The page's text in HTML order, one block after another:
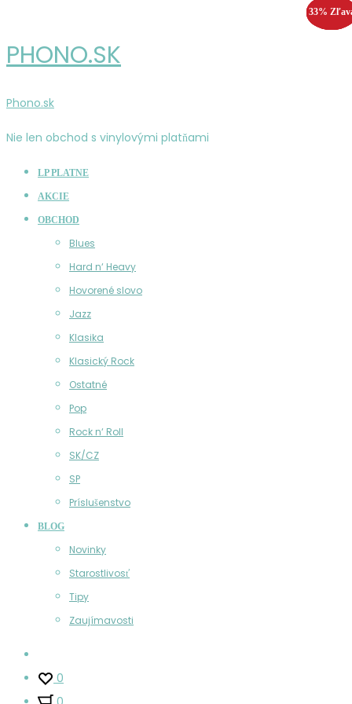
PHONO.SK
Phono.sk
Nie len obchod s vinylovými platňami
LP PLATNE
AKCIE
OBCHOD
Blues
Hard n‘ Heavy
Hovorené slovo
Jazz
Klasika
Klasický Rock
Ostatné
Pop
Rock n‘ Roll
SK/CZ
SP
Príslušenstvo
BLOG
Novinky
Starostlivosť
Tipy
Zaujímavosti
0
33%
55%
25%
33%